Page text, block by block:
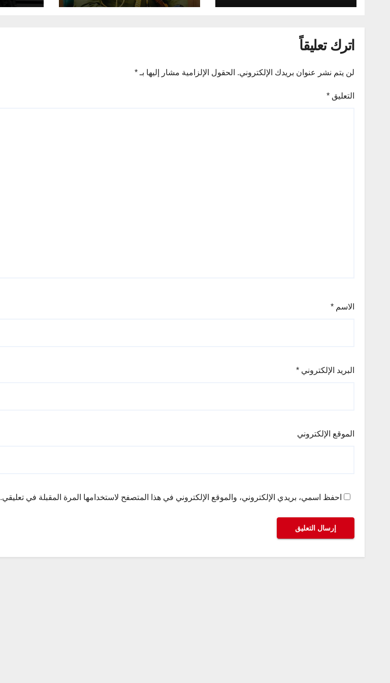
مجلس الوزراء، القائد العام
اترك تعليقاً
لن يتم نشر عنوان بريدك الإلكتروني. الحقول الإلزامية مشار إليها بـ *
التعليق *
الاسم *
البريد الإلكتروني *
الموقع الإلكتروني
احفظ اسمي، بريدي الإلكتروني، والموقع الإلكتروني في هذا المتصفح لاستخدامها المرة المقبلة في تعليقي.